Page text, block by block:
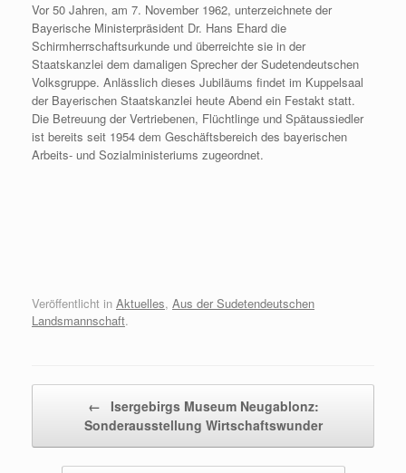
Vor 50 Jahren, am 7. November 1962, unterzeichnete der
Bayerische Ministerpräsident Dr. Hans Ehard die
Schirmherrschaftsurkunde und überreichte sie in der
Staatskanzlei dem damaligen Sprecher der Sudetendeutschen
Volksgruppe. Anlässlich dieses Jubiläums findet im Kuppelsaal
der Bayerischen Staatskanzlei heute Abend ein Festakt statt.
Die Betreuung der Vertriebenen, Flüchtlinge und Spätaussiedler
ist bereits seit 1954 dem Geschäftsbereich des bayerischen
Arbeits- und Sozialministeriums zugeordnet.
Veröffentlicht in Aktuelles, Aus der Sudetendeutschen
Landsmannschaft.
←
Isergebirgs Museum Neugablonz:
Sonderausstellung Wirtschaftswunder